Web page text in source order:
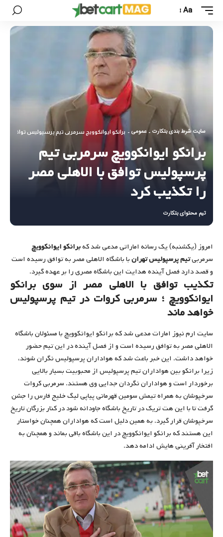
Aa
سایت شرط بندی بتکارت - عمومی - برانکو ایوانکوویچ سرمربی تیم پرسپولیس توافق با
برانکو ایوانکوویچ سرمربی تیم
پرسپولیس توافق با الاهلی مصر
را تکذیب کرد
تیم محتوای بتکارت
امروز (یکشنبه) یک رسانه اماراتی مدعی شد کهبرانکو ایوانکوویچ
سرمربیتیم پرسپولیس تهرانبا باشگاه الاهلی مصر به توافق رسیده است
و قصد دارد فصل آینده هدایت این باشگاه مصری را بر عهده گیرد.
تکذیب توافق با الاهلی مصر از سوی برانکو
ایوانکوویچ ؛ سرمربی کروات در تیم پرسپولیس
خواهد ماند
سایت ارم نیوز امارات مدعی شد که برانکو ایوانکوویچ با مسئولان باشگاه
الاهلی مصر به توافق رسیده است و از فصل آینده در این تیم حضور
خواهد داشت. این خبر باعث شد که هواداران پرسپولیس نگران شوند،
زیرا برانکو بین هواداران تیم پرسپولیس از محبوبیت بسیار بالایی
برخوردار است و هواداران نگردان جدایی وی هستند. سرمربی کروات
سرخپوشان به همراه تیمش سومین قهرمانی پیاپی لیگ خلیج فارس را جشن
گرفت تا با این هت تریک در تاریخ باشگاه جاودانه شود در کنار بزرگان تاریخ
سرخپوشان قرار گیرد. به همین دلیل است که هواداران همچنان خواستار
این هستند که برانکو ایوانکوویچ در این باشگاه باقی بماند و همچنان به
افتخار آفرینی هایش ادامه دهد.